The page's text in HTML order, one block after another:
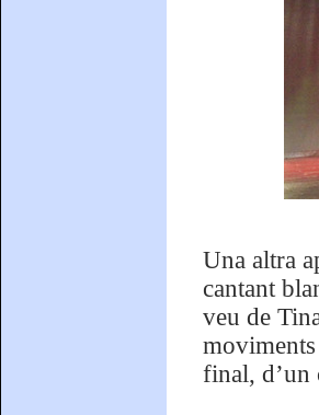
Una altra
cantant
veu de
final, d’un